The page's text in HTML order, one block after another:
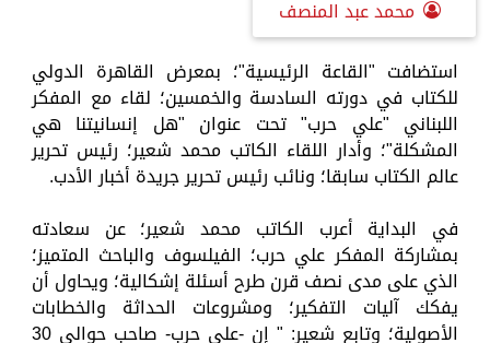
محمد عبد المنصف
استضافت "القاعة الرئيسية"؛ بمعرض القاهرة الدولي
للكتاب في دورته السادسة والخمسين؛ لقاء مع المفكر
اللبناني "علي حرب" تحت عنوان "هل إنسانيتنا هي
المشكلة"؛ وأدار اللقاء الكاتب محمد شعير؛ رئيس تحرير
عالم الكتاب سابقا؛ ونائب رئيس تحرير جريدة أخبار الأدب.
في البداية أعرب الكاتب محمد شعير؛ عن سعادته
بمشاركة المفكر علي حرب؛ الفيلسوف والباحث المتميز؛
الذي على مدى نصف قرن طرح أسئلة إشكالية؛ ويحاول أن
يفكك آليات التفكير؛ ومشروعات الحداثة والخطابات
الأصولية؛ وتابع شعير: " إن -علي حرب- صاحب حوالي 30